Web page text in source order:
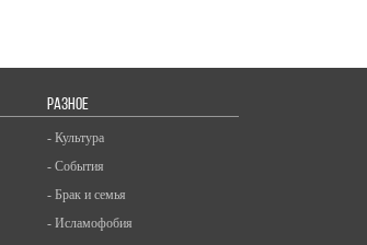
РАЗНОЕ
- Культура
- События
- Брак и семья
- Исламофобия